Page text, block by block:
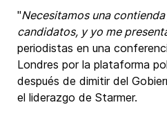
"Necesitamos una
candidatos, y yo me
periodistas en una
Londres por la plataforma
después de dimitir del
el liderazgo de Starmer.